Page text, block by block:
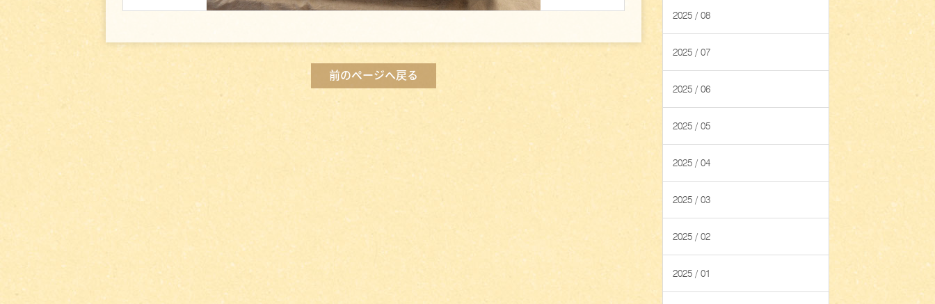
前のページへ戻る
2025 / 08
2025 / 07
2025 / 06
2025 / 05
2025 / 04
2025 / 03
2025 / 02
2025 / 01